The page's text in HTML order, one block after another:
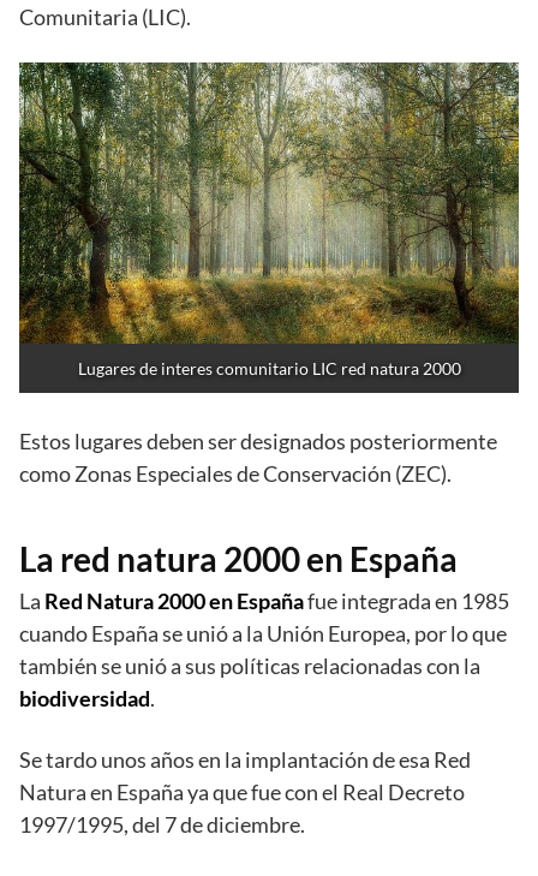
Comunitaria (LIC).
Lugares de interes comunitario LIC red natura 2000
Estos lugares deben ser designados posteriormente
como Zonas Especiales de Conservación (ZEC).
La red natura 2000 en España
La Red Natura 2000 en Españafue integrada en 1985
cuando España se unió a la Unión Europea, por lo que
también se unió a sus políticas relacionadas con la
biodiversidad.
Se tardo unos años en la implantación de esa Red
Natura en España ya que fue con el Real Decreto
1997/1995, del 7 de diciembre.